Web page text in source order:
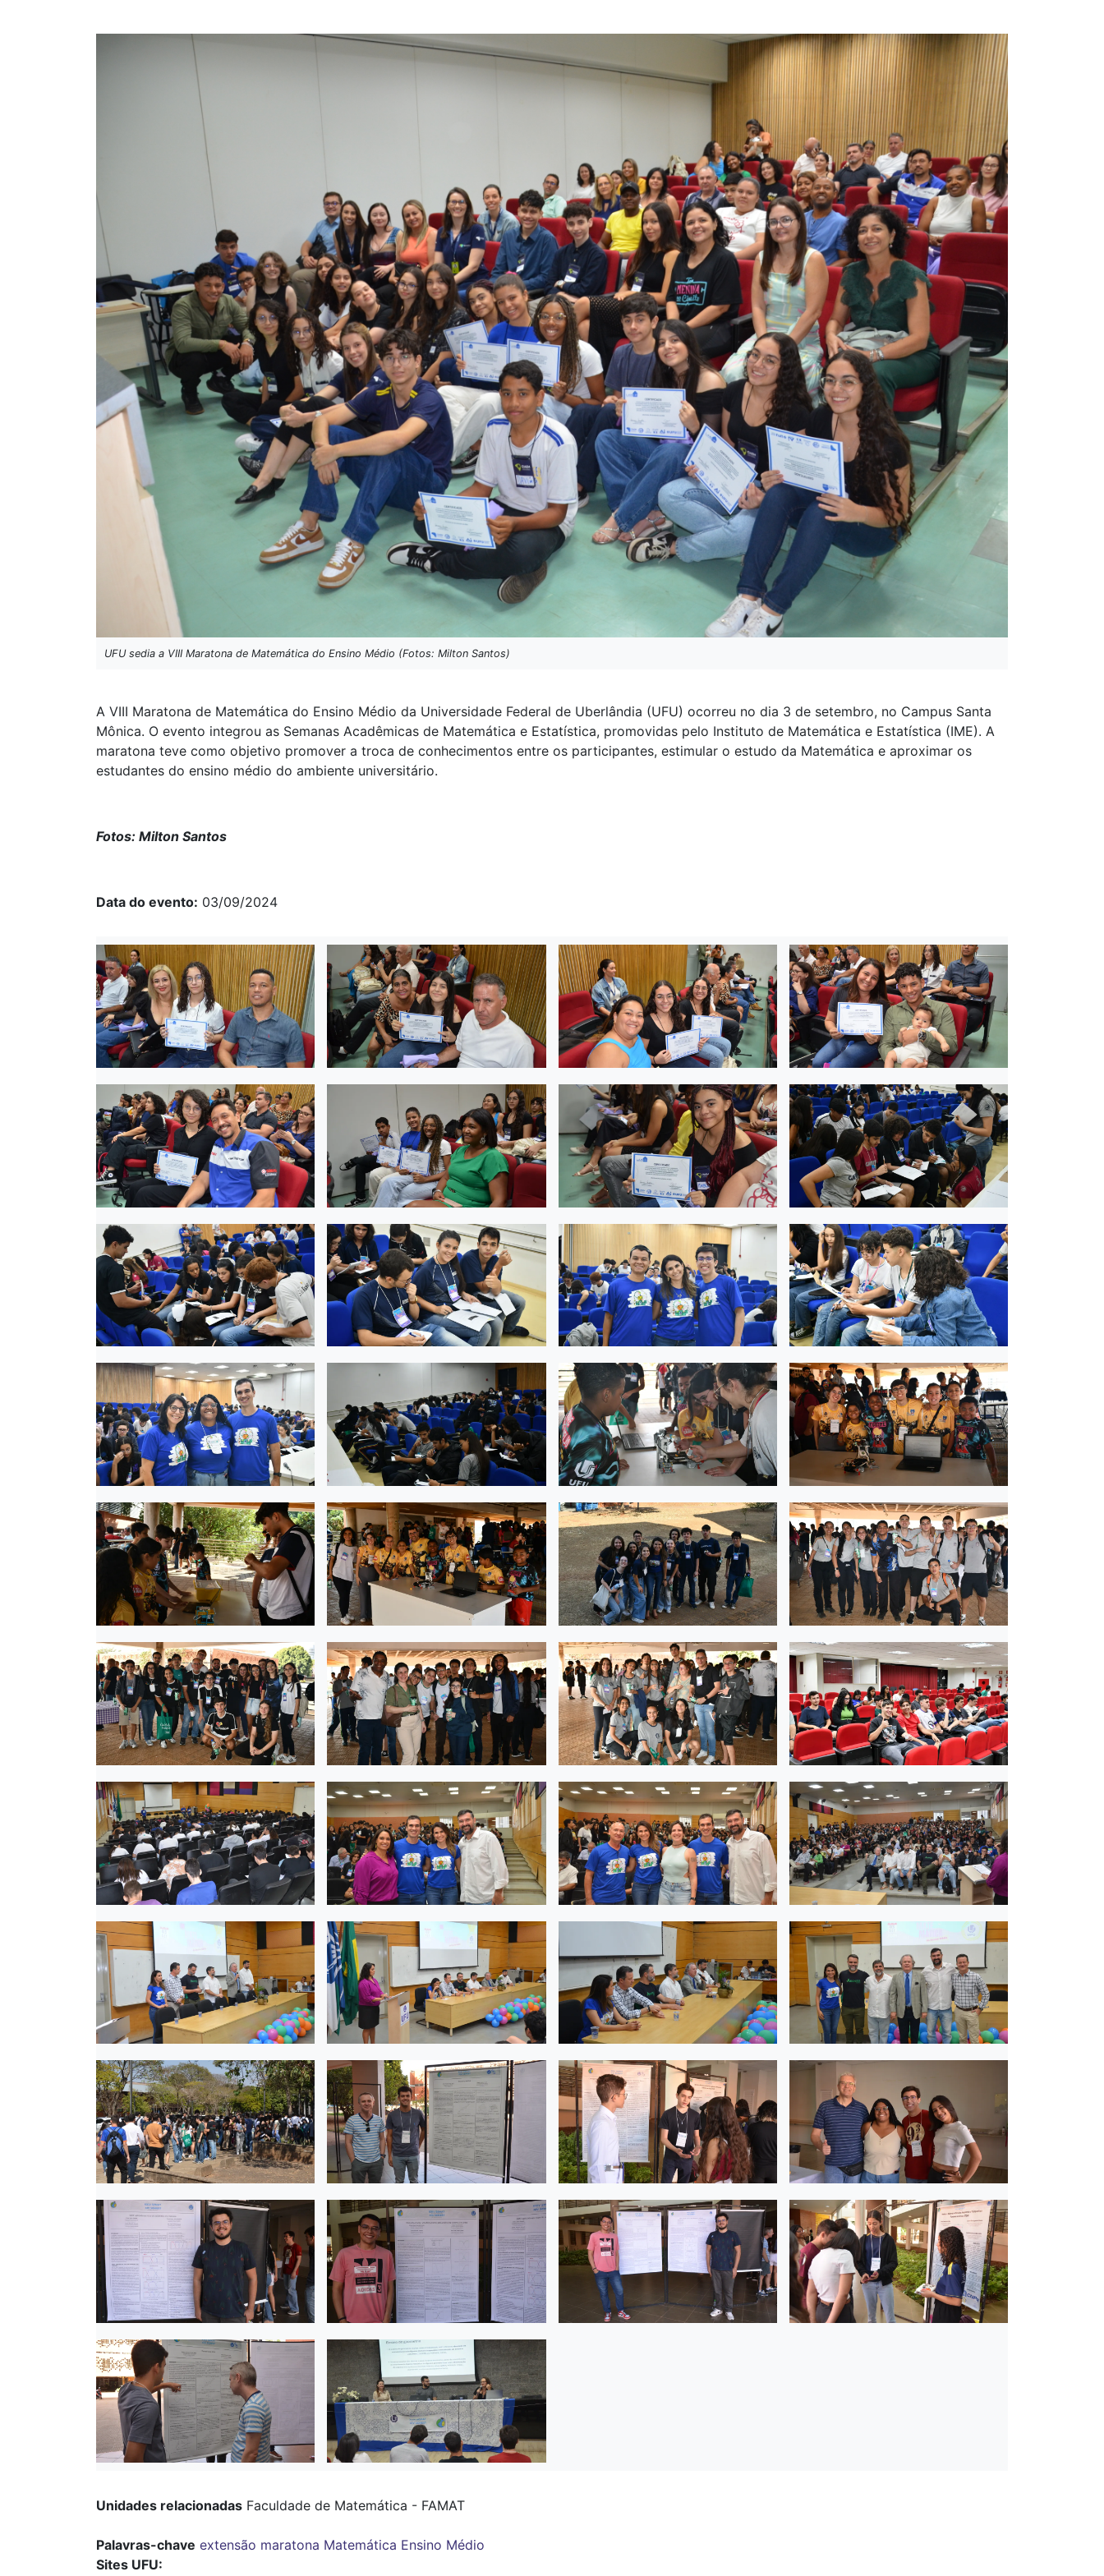
UFU sedia a VIII Maratona de Matemática do Ensino Médio (Fotos: Milton Santos)
A VIII Maratona de Matemática do Ensino Médio da Universidade Federal de Uberlândia (UFU) ocorreu no dia 3 de setembro, no Campus Santa
Mônica. O evento integrou as Semanas Acadêmicas de Matemática e Estatística, promovidas pelo Instituto de Matemática e Estatística (IME). A
maratona teve como objetivo promover a troca de conhecimentos entre os participantes, estimular o estudo da Matemática e aproximar os
estudantes do ensino médio do ambiente universitário.
Fotos: Milton Santos
Data do evento 03/09/2024
Unidades relacionadas Faculdade de Matemática - FAMAT
Palavras-chave extensão maratona Matemática Ensino Médio
Sites UFU